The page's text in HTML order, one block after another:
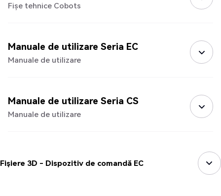
Fișe tehnice Cobots
Manuale de utilizare Seria EC
Manuale de utilizare
Manuale de utilizare Seria CS
Manuale de utilizare
Fișiere 3D - Dispozitiv de comandă EC